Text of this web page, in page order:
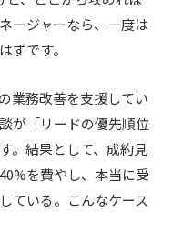
ージャーなら、一度は
ずです。
業務改善を支援してい
が「リードの優先順位
。結果として、成約見
を費やし、本当に受
ている。こんなケース